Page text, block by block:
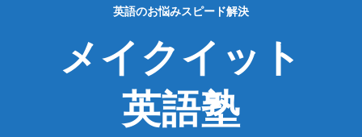
英語のお悩みスピード解決
メイクイット
英語塾